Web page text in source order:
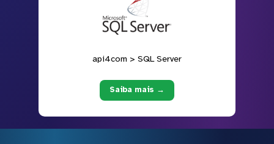
api4com > SQL Server
Saiba mais →